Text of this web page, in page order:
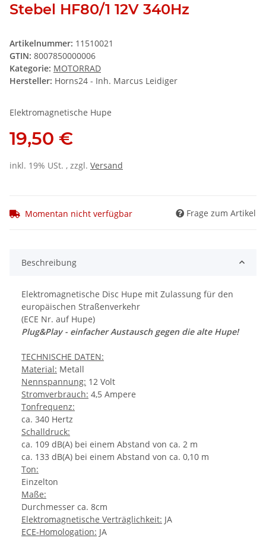
Stebel HF80/1 12V 340Hz
Artikelnummer: 11510021
GTIN: 8007850000006
Kategorie: MOTORRAD
Hersteller: Horns24 - Inh. Marcus Leidiger
Elektromagnetische Hupe
19,50 €
inkl. 19% USt. , zzgl. Versand
Momentan nicht verfügbar Frage zum Artikel
Beschreibung
Elektromagnetische Disc Hupe mit Zulassung für den
europäischen Straßenverkehr
(ECE Nr. auf Hupe)
Plug&Play - einfacher Austausch gegen die alte Hupe!
TECHNISCHE DATEN:
Material: Metall
Nennspannung: 12 Volt
Stromverbrauch: 4,5 Ampere
Tonfrequenz:
ca. 340 Hertz
Schalldruck:
ca. 109 dB(A) bei einem Abstand von ca. 2 m
ca. 133 dB(A) bei einem Abstand von ca. 0,10 m
Ton:
Einzelton
Maße:
Durchmesser ca. 8cm
Elektromagnetische Verträglichkeit: JA
ECE-Homologation: JA